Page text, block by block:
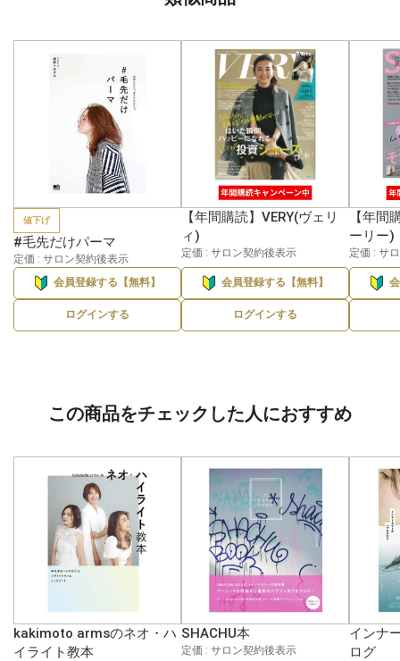
値下げ
#毛先だけパーマ
定価 : サロン契約後表示
会員登録する【無料】
ログインする
【年間購読】VERY(ヴェリ
ィ)
定価 : サロン契約後表示
会員登録する【無料】
ログインする
【年間
ーリー)
定価 : サ
この商品をチェックした人におすすめ
kakimoto armsのネオ・ハ
イライト教本
SHACHU本
定価 : サロン契約後表示
インナ
ログ